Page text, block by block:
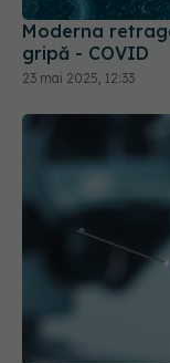
Moderna
gripă - COVID
23 mai 2025, 12:33